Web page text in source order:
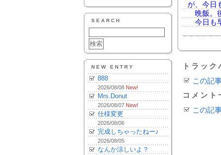
SEARCH
NEW ENTRY
888
2026/08/08 New!
Mrs.Donut
2026/08/07 New!
仕様変更
2026/08/06
完成しちゃったねー♪
2026/08/05
なんか涼しいよ？
が、今日
晩飯。
今日も
トラッ
この記
コメント
この記